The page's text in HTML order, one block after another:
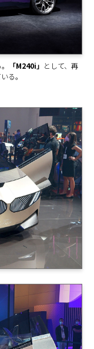
「M240i」 として、再
る。